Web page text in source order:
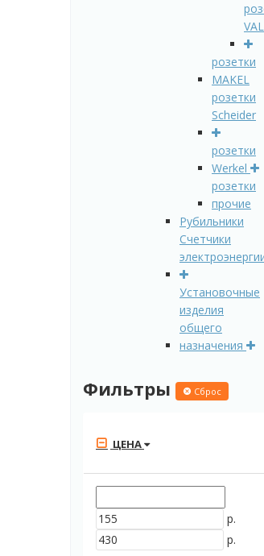
розетки
MAKEL
розетки
Scheider
розетки
Werkel
розетки
прочие
Рубильники
Счетчики
Установочные
изделия
общего
назначения
Фильтры Сброс
ЦЕНА
р.
р.